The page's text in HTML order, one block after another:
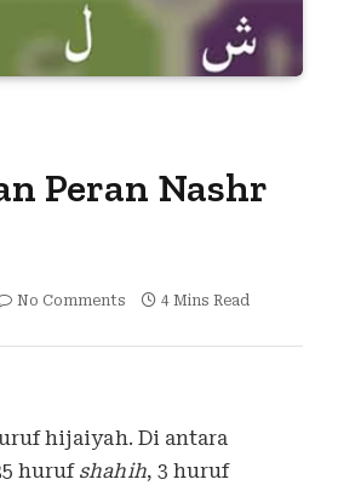
Peran Nashr
No Comments 4 Mins Read
hijaiyah. Di antara
huruf shahih, 3 huruf